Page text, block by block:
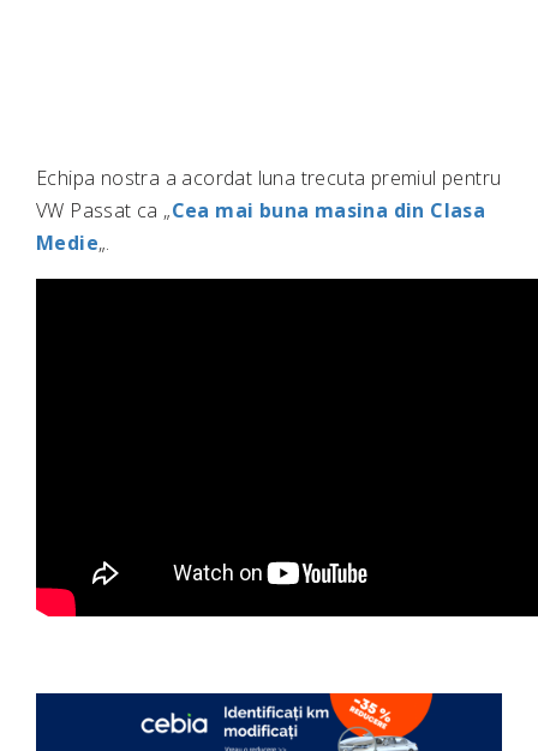
Echipa nostra a acordat luna trecuta premiul pentru
VW Passat ca „Cea mai buna masina din Clasa
Medie„.